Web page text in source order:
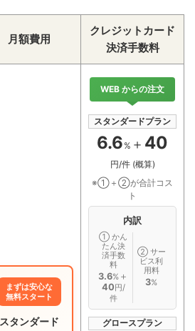
月額費用
クレジットカード
決済手数料
まずは安心な
無料スタート
スタンダード
WEB からの注文
スタンダードプラン
6.6 % ＋ 40
円/件 (概算)
※①＋②が合計コス
ト
内訳
① かん
たん決
済手数
料
3.6% ＋
40円/
件
② サー
ビス利
用料
3%
グロースプラン